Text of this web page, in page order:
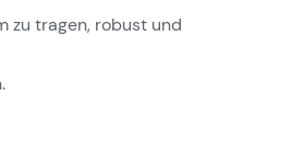
zu tragen, robust und